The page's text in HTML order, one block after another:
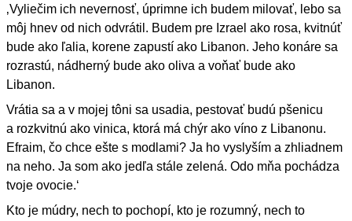
‚Vyliečim ich nevernosť, úprimne ich budem milovať, lebo sa
môj hnev od nich odvrátil. Budem pre Izrael ako rosa, kvitnúť
bude ako ľalia, korene zapustí ako Libanon. Jeho konáre sa
rozrastú, nádherný bude ako oliva a voňať bude ako
Libanon.
Vrátia sa a v mojej tôni sa usadia, pestovať budú pšenicu
a rozkvitnú ako vinica, ktorá má chýr ako víno z Libanonu.
Efraim, čo chce ešte s modlami? Ja ho vyslyším a zhliadnem
na neho. Ja som ako jedľa stále zelená. Odo mňa pochádza
tvoje ovocie.‘
Kto je múdry, nech to pochopí, kto je rozumný, nech to